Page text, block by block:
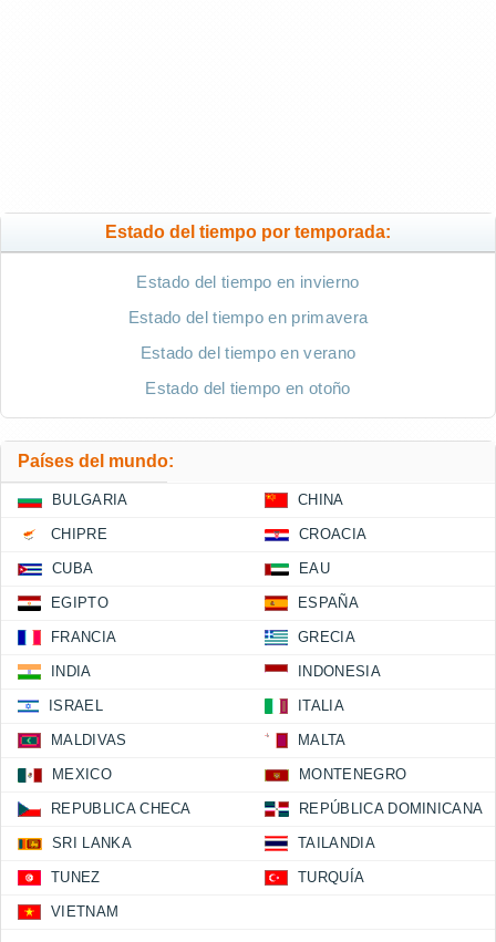
Estado del tiempo por temporada:
Estado del tiempo en invierno
Estado del tiempo en primavera
Estado del tiempo en verano
Estado del tiempo en otoño
Países del mundo:
BULGARIA CHINA
CHIPRE CROACIA
CUBA EAU
EGIPTO ESPAÑA
FRANCIA GRECIA
INDIA INDONESIA
ISRAEL ITALIA
MALDIVAS MALTA
MEXICO MONTENEGRO
REPUBLICA CHECA REPÚBLICA DOMINICANA
SRI LANKA TAILANDIA
TUNEZ TURQUÍA
VIETNAM